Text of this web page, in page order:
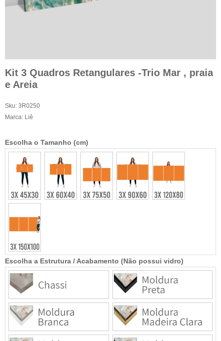
Kit 3 Quadros Retangulares -Trio Mar , praia
e Areia
Sku: 3R0250
Marca: Liê
Escolha a Estrutura / Acabamento (Não possui vidro)
Escolha o Tamanho (cm)